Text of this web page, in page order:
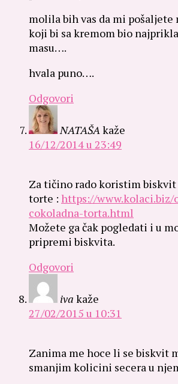
molila bih vas da mi pošaljete
koji bi sa kremom bio
masu….
hvala puno….
Odgovori
NATAŠA kaže
16/12/2014 u 23:49
Za tičino rado koristim biskvit
torte : https://www.kolaci.biz/
cokoladna-torta.html
Možete ga čak pogledati i u
pripremi biskvita.
Odgovori
iva kaže
27/02/2015 u 10:31
Zanima me hoce li se biskvit
smanjim kolicini secera u